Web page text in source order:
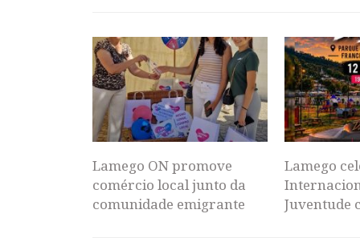
Lamego ON promove
comércio local junto da
comunidade emigrante
Lamego
Juventude